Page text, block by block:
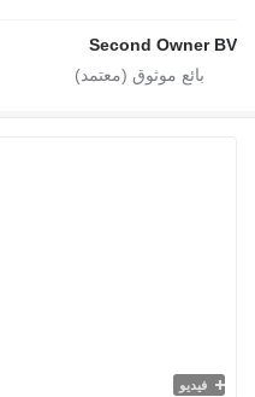
Second Owner BV
فيديو